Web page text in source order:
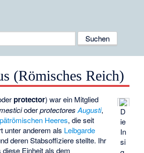
(Römisches Reich)
D
ie
In
si
protector) war ein Mitglied
oderprotectoresAugusti,
Heeres, die seit
unter anderem als Leibgarde
deren Stabsoffiziere stellte. Ihr
Einheit als dem